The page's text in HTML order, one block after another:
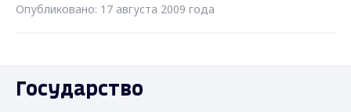
Опубликовано: 17 августа 2009 года
Государство